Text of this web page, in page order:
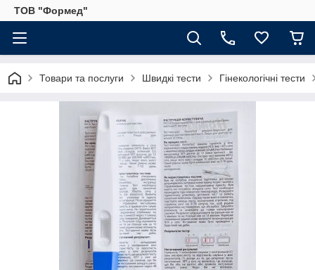
ТОВ "Формед"
Товари та послуги Швидкі тести Гінекологічні тести